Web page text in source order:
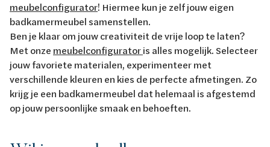
meubelconfigurator! Hiermee kun je zelf jouw eigen
badkamermeubel samenstellen.
Ben je klaar om jouw creativiteit de vrije loop te laten?
Met onze meubelconfiguratoris alles mogelijk. Selecteer
jouw favoriete materialen, experimenteer met
verschillende kleuren en kies de perfecte afmetingen. Zo
krijg je een badkamermeubel dat helemaal is afgestemd
op jouw persoonlijke smaak en behoeften.